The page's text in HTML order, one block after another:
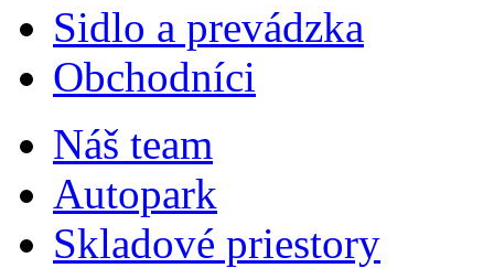
Sidlo a prevádzka
Obchodníci
Náš team
Autopark
Skladové priestory